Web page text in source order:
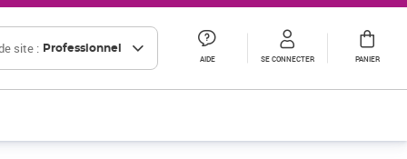
site : Professionnel
AIDE SE CONNECTER PANIER